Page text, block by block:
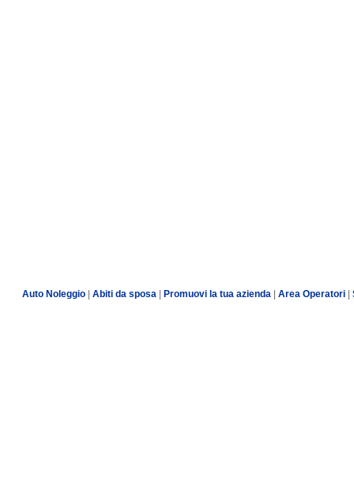
Auto Noleggio Abiti da sposa Promuovi la tua azienda Area Operatori